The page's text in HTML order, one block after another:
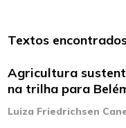
Textos
Agricultura
na trilha para
Luiza Friedrichsen